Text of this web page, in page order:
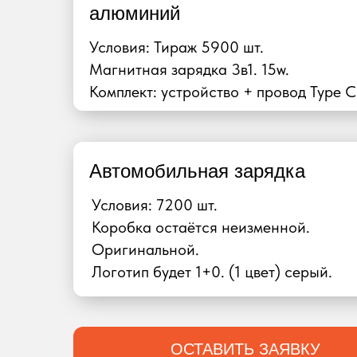
ОСТАВИТЬ ЗАЯВКУ
алюминий
Условия: Тираж 5900 шт.
Магнитная зарядка 3в1. 15w.
Комплект: устройство + провод Type
Автомобильная зарядка
Условия: 7200 шт.
Коробка остаётся неизменной.
Оригинальной.
Логотип будет 1+0. (1 цвет) серый.